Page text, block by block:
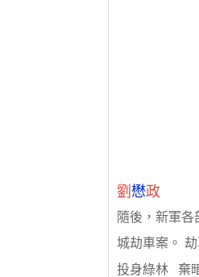
劉懋政
隨後，新軍
城劫車案。
投身綠林 棄